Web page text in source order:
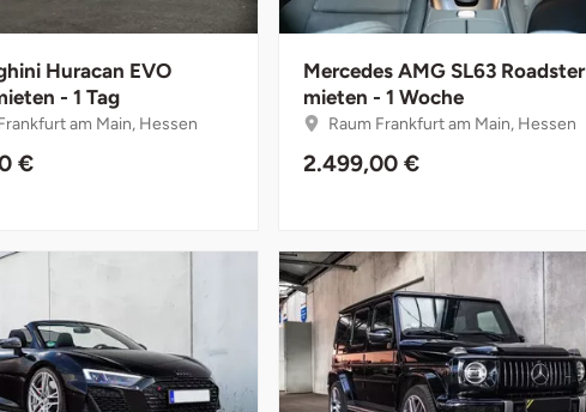
Huracan EVO
- 1 Tag
am Main, Hessen
€
Mercedes AMG SL63 Roadster
mieten - 1 Woche
Raum Frankfurt am Main, Hessen
2.499,00 €